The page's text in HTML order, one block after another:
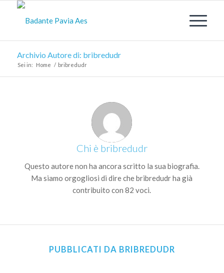
Archivio Autore di: bribredudr
Sei in: Home / bribredudr
Chi è bribredudr
Questo autore non ha ancora scritto la sua biografia.
Ma siamo orgogliosi di dire chebribredudrha già
contribuito con 82 voci.
PUBBLICATI DA BRIBREDUDR